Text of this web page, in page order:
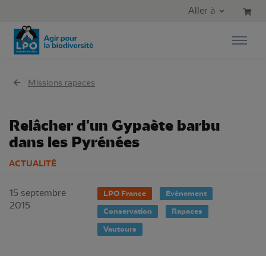
Aller au menu principal
Aller à
Missions rapaces
Relâcher d'un Gypaète barbu
dans les Pyrénées
ACTUALITÉ
15 septembre
2015
LPO France
Evénement
Conservation
Rapaces
Vautours